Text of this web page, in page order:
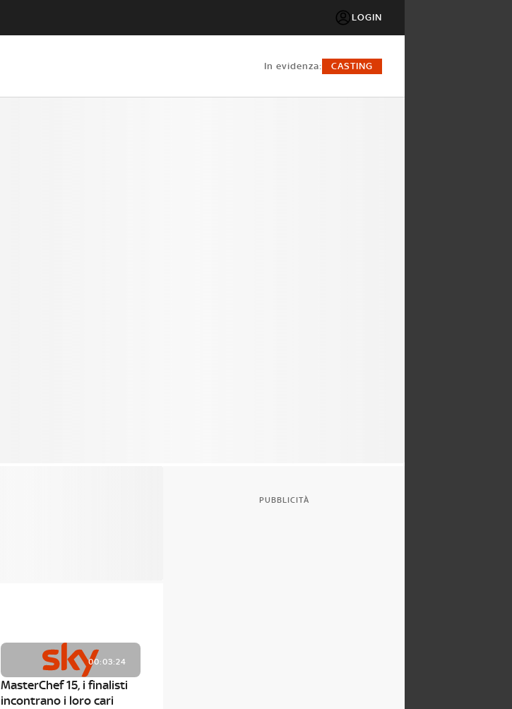
LOGIN
in evidenza: CASTING
00:03:24
MasterChef 15, i finalisti
incontrano i loro cari
PUBBLICITÀ